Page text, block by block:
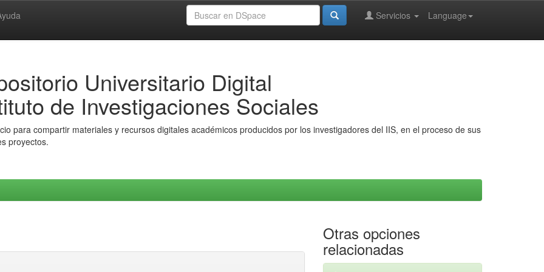
Language
Servicios
Universitario Digital
de Investigaciones Sociales
para compartir materiales y recursos digitales académicos producidos por los investigadores del IIS, en el proceso de sus
proyectos.
Otras opciones
relacionadas